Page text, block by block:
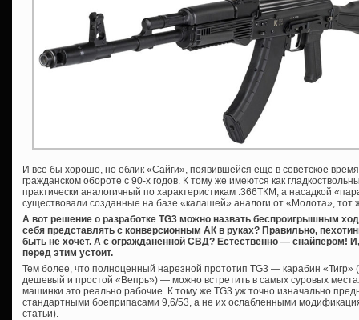
И все бы хорошо, но облик «Сайги», появившейся еще в советское
гражданском обороте с 90-х годов. К тому же имеются как
практически аналогичный по характеристикам .366ТКМ, а насадкой
существовали созданные на базе «калашей» аналоги от «Молота»,
А вот решение о разработке TG3 можно назвать беспроигрышным
себя представлять с конверсионным АК в руках? Правильно,
быть не хочет. А с огражданенной СВД? Естественно — снайпером! И,
перед этим устоит.
Тем более, что полноценный нарезной прототип TG3 — карабин «Тигр»
дешевый и простой «Вепрь») — можно встретить в самых суровых
машинки это реально рабочие. К тому же TG3 уж точно изначально
стандартными боеприпасами 9,6/53, а не их ослабленными
статьи).